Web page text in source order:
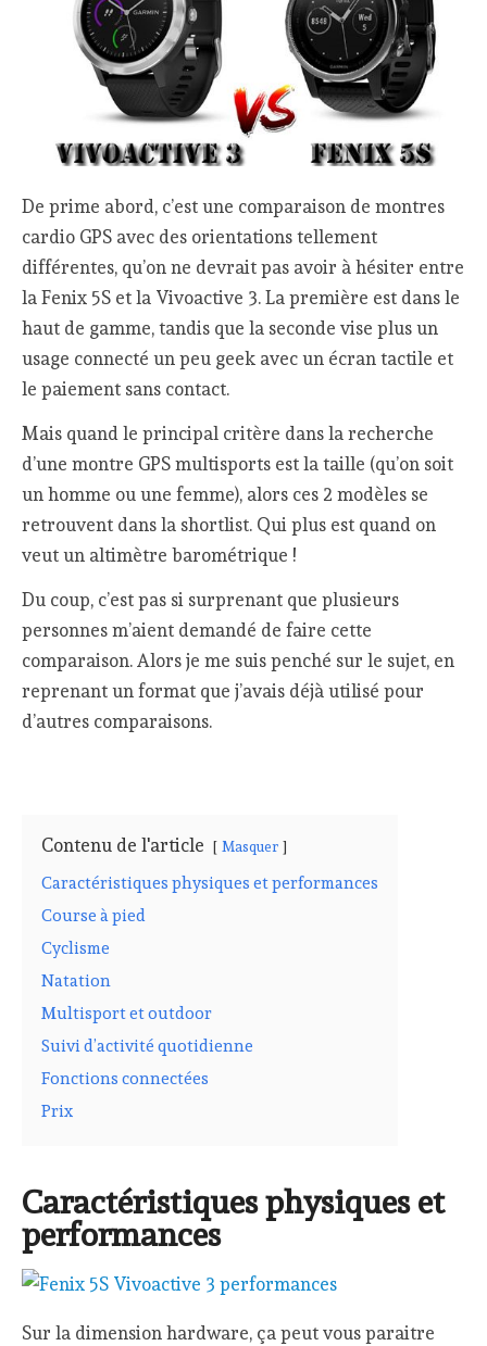
De prime abord, c’est une comparaison de montres
cardio GPS avec des orientations tellement
différentes, qu’on ne devrait pas avoir à hésiter entre
la Fenix 5S et la Vivoactive 3. La première est dans le
haut de gamme, tandis que la seconde vise plus un
usage connecté un peu geek avec un écran tactile et
le paiement sans contact.
Mais quand le principal critère dans la recherche
d’une montre GPS multisports est la taille (qu’on soit
un homme ou une femme), alors ces 2 modèles se
retrouvent dans la shortlist. Qui plus est quand on
veut un altimètre barométrique !
Du coup, c’est pas si surprenant que plusieurs
personnes m’aient demandé de faire cette
comparaison. Alors je me suis penché sur le sujet, en
reprenant un format que j’avais déjà utilisé pour
d’autres comparaisons.
Contenu de l'article Masquer
Caractéristiques physiques et performances
Course à pied
Cyclisme
Natation
Multisport et outdoor
Suivi d’activité quotidienne
Fonctions connectées
Prix
Caractéristiques physiques et
performances
Sur la dimension hardware, ça peut vous paraitre